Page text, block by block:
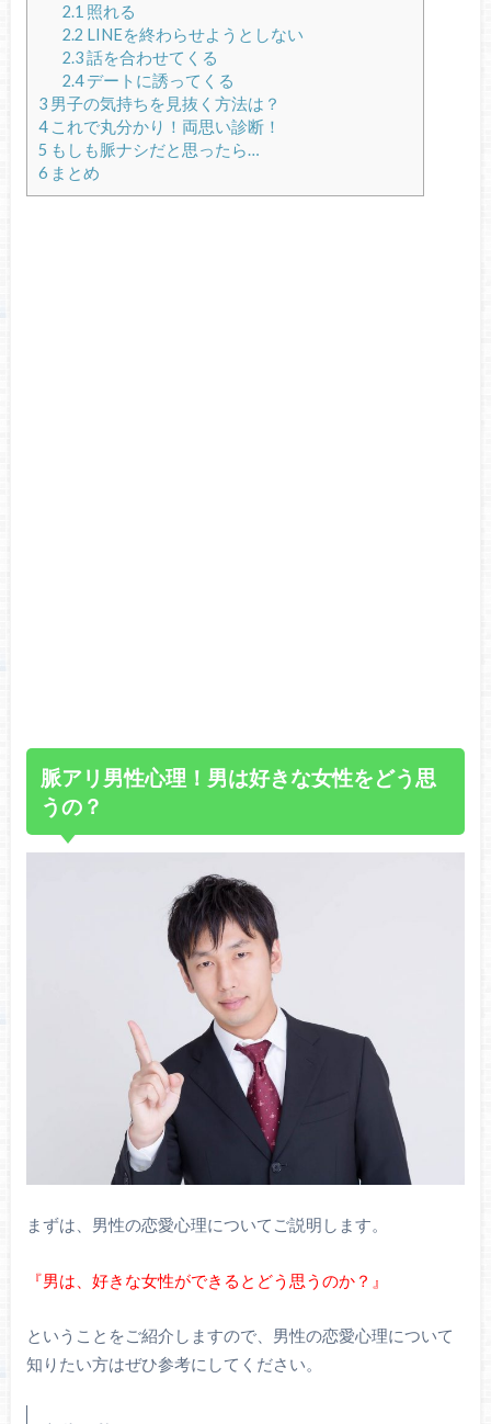
2.1 照れる
2.2 LINEを終わらせようとしない
2.3話を合わせてくる
2.4デートに誘ってくる
3男子の気持ちを見抜く方法は？
4これで丸分かり！両思い診断！
5 もしも脈ナシだと思ったら…
6まとめ
脈アリ男性心理！男は好きな女性をどう思
うの？
まずは、男性の恋愛心理についてご説明します。
『男は、好きな女性ができるとどう思うのか？』
ということをご紹介しますので、男性の恋愛心理について
知りたい方はぜひ参考にしてください。